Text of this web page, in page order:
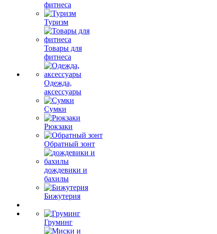
фитнеса
Туризм
Товары для
фитнеса
Одежда,
аксессуары
Сумки
Рюкзаки
Обратный зонт
дождевики и
бахилы
Бижутерия
Груминг